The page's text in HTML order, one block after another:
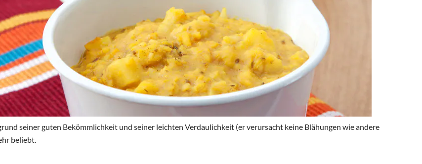
seiner guten Bekömmlichkeit und seiner leichten Verdaulichkeit (er verursacht keine Blähungen wie andere
beliebt.